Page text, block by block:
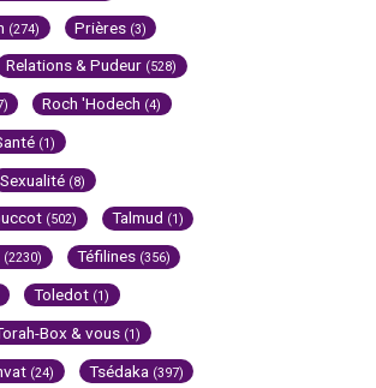
(274) Prières (3)
Relations & Pudeur (528)
Roch 'Hodech (4)
(1)
Sexualité (8)
(502) Talmud (1)
(2230) Téfilines (356)
Toledot (1)
Box & vous (1)
(24) Tsédaka (397)